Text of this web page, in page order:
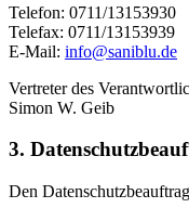
Telefon: 0711/13153930
Telefax: 0711/13153939
E-Mail: info@saniblu.de
Vertreter des
Simon W. Geib
3.
Den